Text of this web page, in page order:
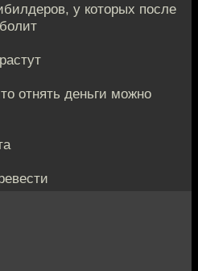
у которых после
отнять деньги можно